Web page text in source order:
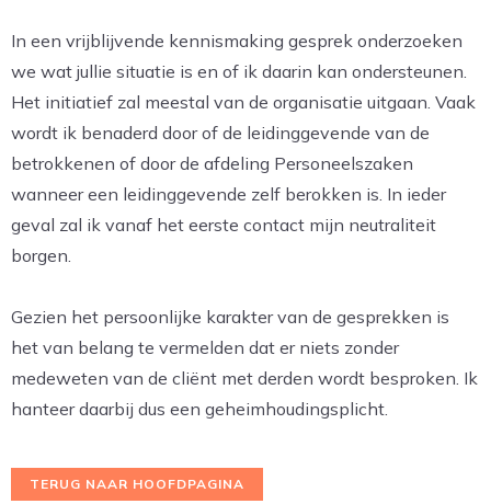
In een vrijblijvende kennismaking gesprek onderzoeken
we wat jullie situatie is en of ik daarin kan ondersteunen.
Het initiatief zal meestal van de organisatie uitgaan. Vaak
wordt ik benaderd door of de leidinggevende van de
betrokkenen of door de afdeling Personeelszaken
wanneer een leidinggevende zelf berokken is. In ieder
geval zal ik vanaf het eerste contact mijn neutraliteit
borgen.
Gezien het persoonlijke karakter van de gesprekken is
het van belang te vermelden dat er niets zonder
medeweten van de cliënt met derden wordt besproken. Ik
hanteer daarbij dus een geheimhoudingsplicht.
TERUG NAAR HOOFDPAGINA